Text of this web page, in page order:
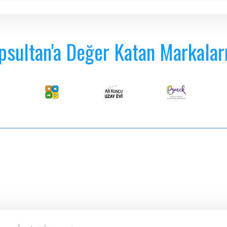
Değer Katan